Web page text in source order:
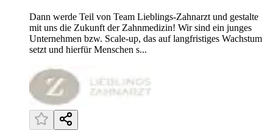
Dann werde Teil von Team Lieblings-Zahnarzt und gestalte
mit uns die Zukunft der Zahnmedizin! Wir sind ein junges
Unternehmen bzw. Scale-up, das auf langfristiges Wachstum
setzt und hierfür Menschen s...